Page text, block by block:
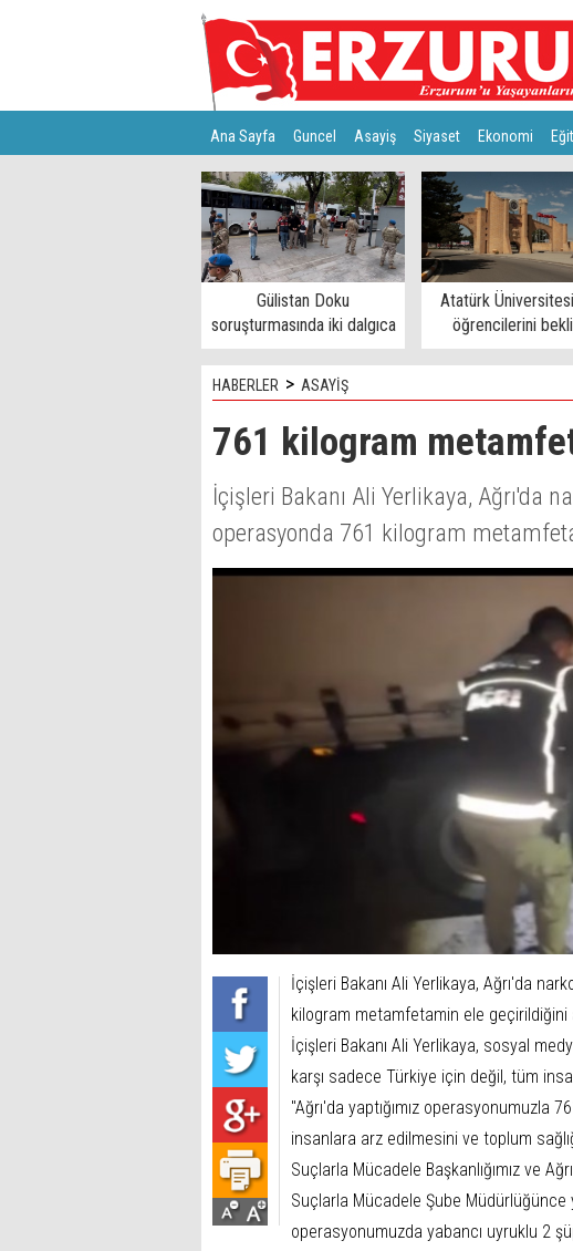
Ana Sayfa Guncel Asayiş Siyaset Ekonomi
Türkiye Teknoloji
Gülistan Doku
soruşturmasında iki dalgıca
tutuklama
Atatürk
öğrencilerini
HABERLER > ASAYİŞ
761 kilogram
İçişleri Bakanı Ali Yerlikaya, Ağrı'da
operasyonda 761 kilogram
İçişleri Bakanı Ali Yerlikaya, Ağrı'da
kilogram metamfetamin ele geçirildiğini
İçişleri Bakanı Ali Yerlikaya, sosyal
karşı sadece Türkiye için değil, tüm
"Ağrı'da yaptığımız operasyonumuzla
insanlara arz edilmesini ve toplum
Suçlarla Mücadele Başkanlığımız ve
Suçlarla Mücadele Şube Müdürlüğünce
operasyonumuzda yabancı uyruklu 2